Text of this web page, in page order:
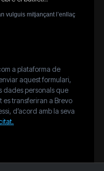
vulguis mitjançant l’enllaç
a plataforma de
aquest formulari,
dades personals que
es transferiran a Brevo
d’acord amb la seva